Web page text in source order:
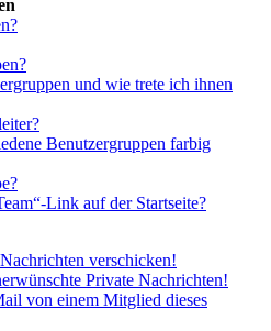
und wie trete ich ihnen
Benutzergruppen farbig
Link auf der Startseite?
verschicken!
Private Nachrichten!
von einem Mitglied dieses